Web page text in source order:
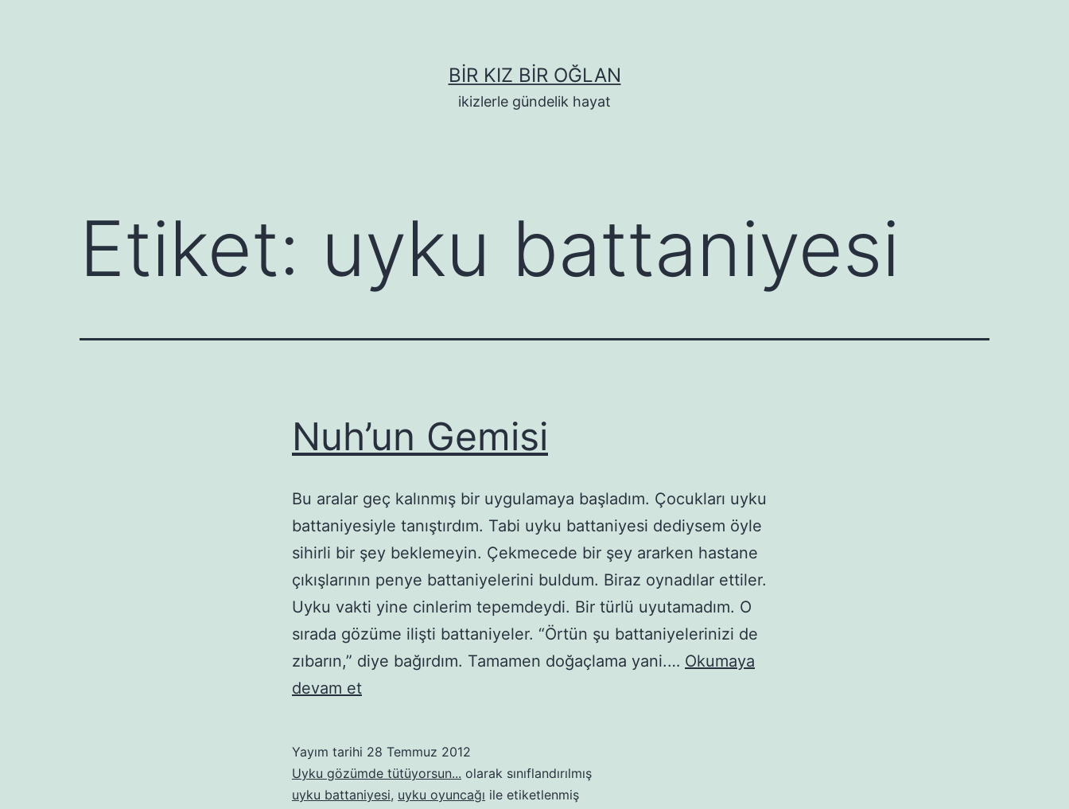
BIR KIZ BIR OĞLAN
ikizlerle gündelik hayat
Etiket: uyku battaniyesi
Nuh’un Gemisi
Bu aralar geç kalınmış bir uygulamaya başladım. Çocukları uyku
battaniyesiyle tanıştırdım. Tabi uyku battaniyesi dediysem öyle
sihirli bir şey beklemeyin. Çekmecede bir şey ararken hastane
çıkışlarının penye battaniyelerini buldum. Biraz oynadılar ettiler.
Uyku vakti yine cinlerim tepemdeydi. Bir türlü uyutamadım. O
sırada gözüme ilişti battaniyeler. “Örtün şu battaniyelerinizi de
zıbarın,” diye bağırdım. Tamamen doğaçlama yani.… Okumaya
devam etNuh’un
Yayım tarihi 28 Temmuz 2012
Uyku gözümde tütüyorsun... olarak sınıflandırılmış
uyku battaniyesi, uyku oyuncağı ile etiketlenmiş